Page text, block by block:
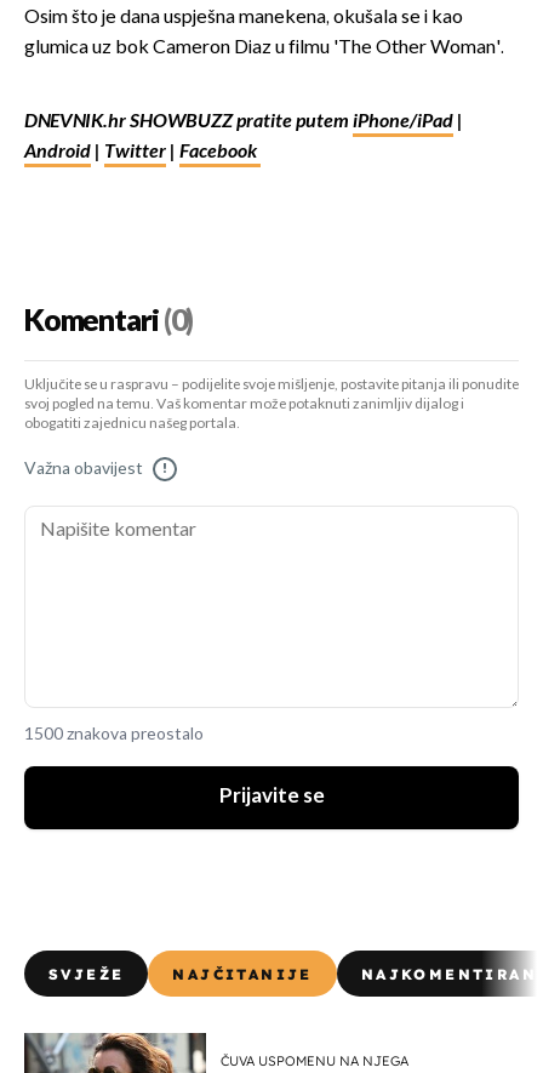
Osim što je dana uspješna manekena, okušala se i kao
glumica uz bok Cameron Diaz u filmu 'The Other Woman'.
DNEVNIK.hr SHOWBUZZ pratite putem iPhone/iPad |
Android | Twitter | Facebook
Komentari(0)
Uključite se u raspravu – podijelite svoje mišljenje, postavite pitanja ili ponudite
svoj pogled na temu. Vaš komentar može potaknuti zanimljiv dijalog i
obogatiti zajednicu našeg portala.
Važna obavijest !
1500 znakova preostalo
Prijavite se
SVJEŽE NAJČITANIJE
ČUVA USPOMENU NA NJEGA